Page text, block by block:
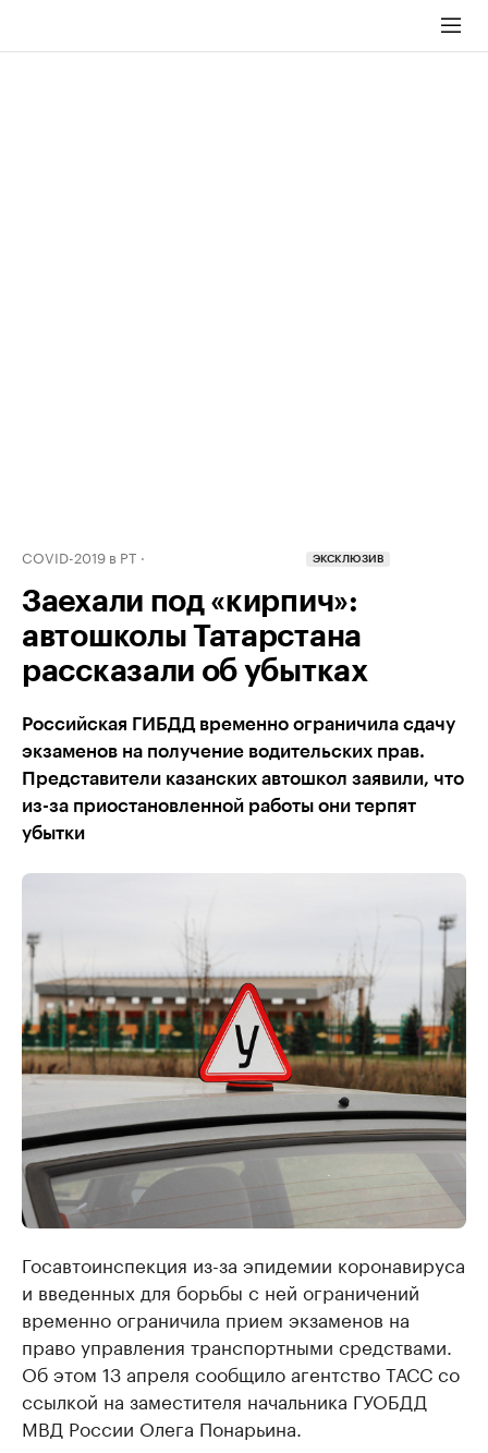
COVID-2019 в РТ ЭКСКЛЮЗИВ
Заехали под «кирпич»:
автошколы Татарстана
рассказали об убытках
Российская ГИБДД временно ограничила сдачу
экзаменов на получение водительских прав.
Представители казанских автошкол заявили, что
из-за приостановленной работы они терпят
убытки
Госавтоинспекция из-за эпидемии коронавируса
и введенных для борьбы с ней ограничений
временно ограничила прием экзаменов на
право управления транспортными средствами.
Об этом 13 апреля сообщило агентство ТАСС со
ссылкой на заместителя начальника ГУОБДД
МВД России Олега Понарьина.